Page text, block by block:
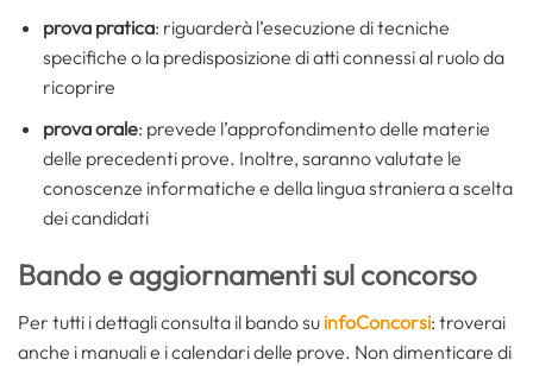
prova pratica: riguarderà l’esecuzione di tecniche
specifiche o la predisposizione di atti connessi al ruolo da
ricoprire
prova orale: prevede l’approfondimento delle materie
delle precedenti prove. Inoltre, saranno valutate le
conoscenze informatiche e della lingua straniera a scelta
dei candidati
Bando e aggiornamenti sul concorso
Per tutti i dettagli consulta il bando su infoConcorsi: troverai
anche i manuali e i calendari delle prove. Non dimenticare di